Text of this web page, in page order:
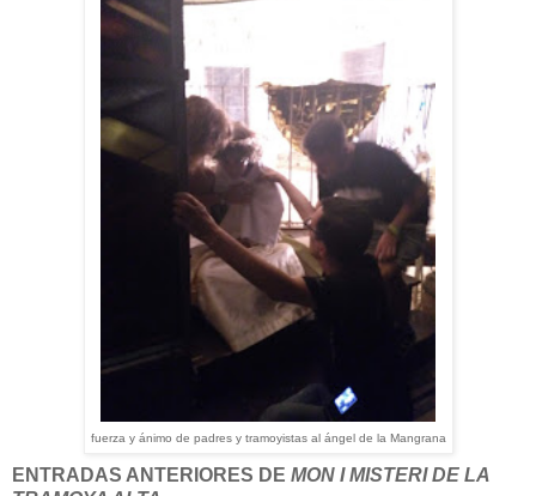
fuerza y ánimo de padres y tramoyistas al ángel de la Mangrana
ENTRADAS ANTERIORES DE MON I MISTERI DE LA